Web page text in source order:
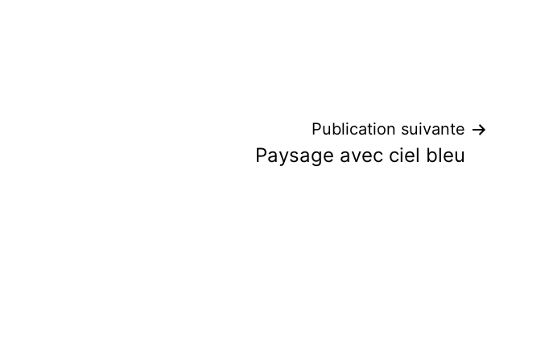
Publication suivante
Paysage avec ciel bleu